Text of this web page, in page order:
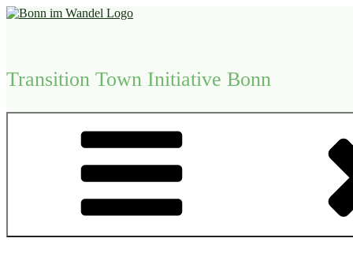
Zum
Transition Town Initiative Bonn